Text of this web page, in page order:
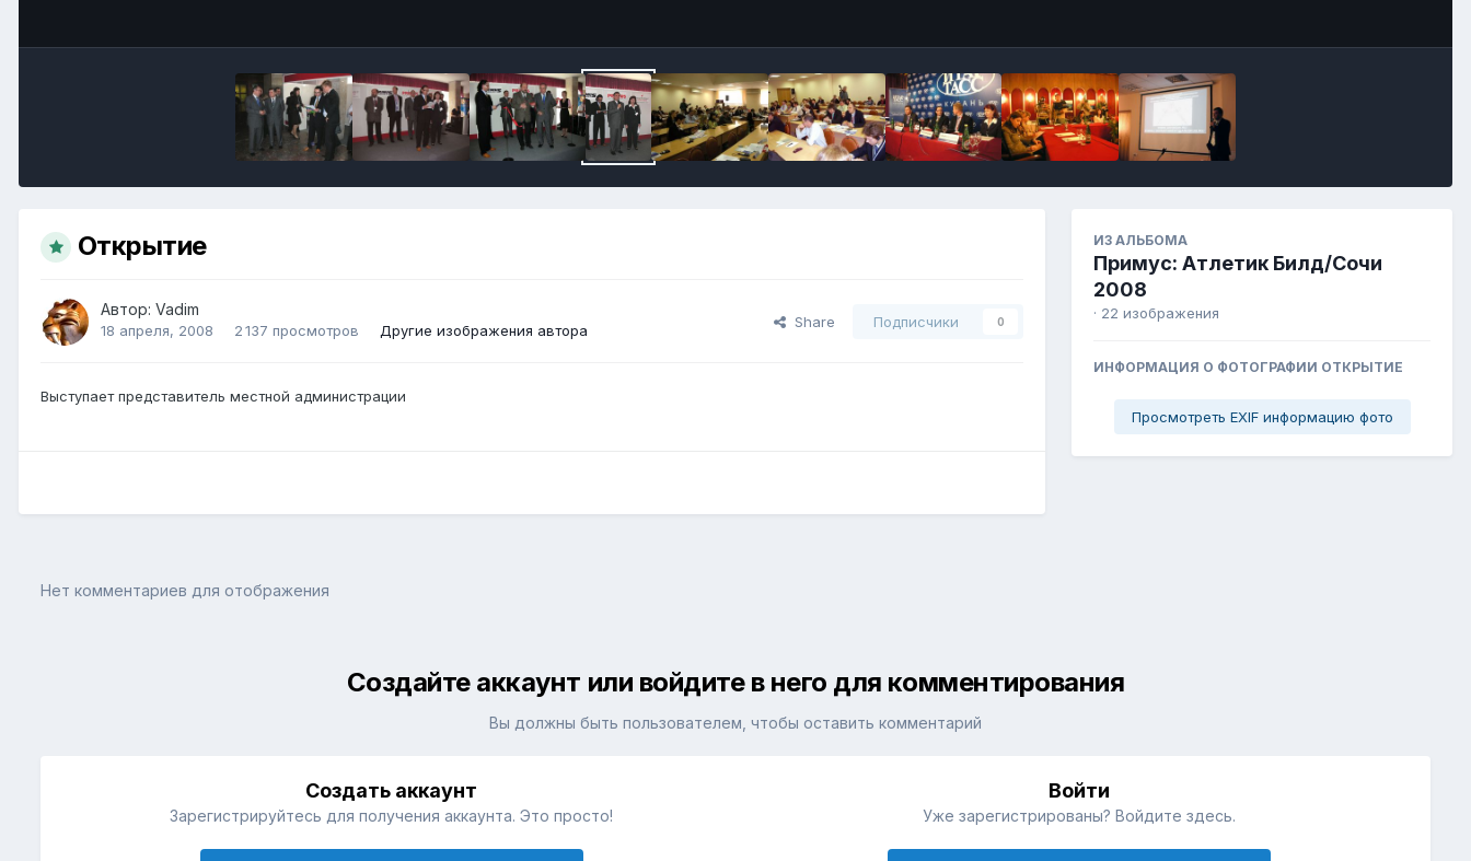
Открытие
Автор: Vadim
18 апреля, 2008 2 137 просмотров Другие изображения автора
Share Подписчики 0
Выступает представитель местной администрации
ИЗ АЛЬБОМА
Примус: Атлетик Билд/Сочи
2008
· 22 изображения
ИНФОРМАЦИЯ О ФОТОГРАФИИ ОТКРЫТИЕ
Просмотреть EXIF информацию фото
Нет комментариев для отображения
Создайте аккаунт или войдите в него для комментирования
Вы должны быть пользователем, чтобы оставить комментарий
Создать аккаунт
Зарегистрируйтесь для получения аккаунта. Это просто!
Войти
Уже зарегистрированы? Войдите здесь.